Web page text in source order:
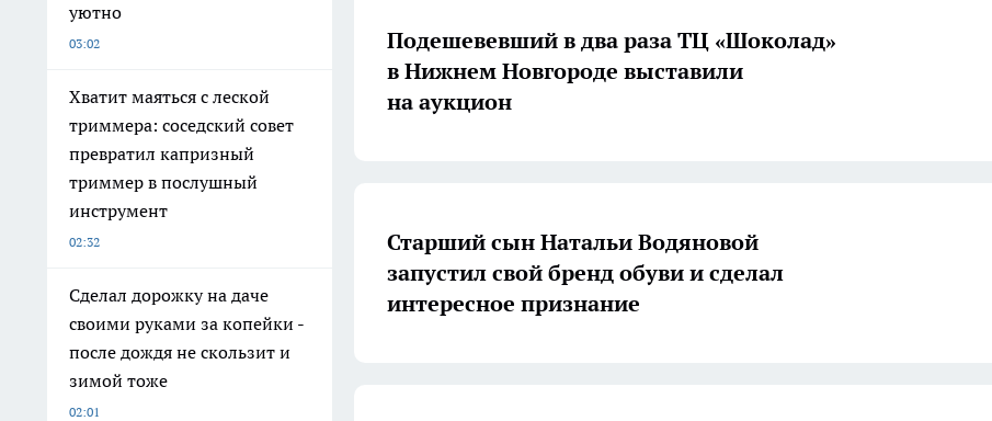
уютно
03:02
Хватит маяться с леской
триммера: соседский совет
превратил капризный
триммер в послушный
инструмент
02:32
Сделал дорожку на даче
своими руками за копейки -
после дождя не скользит и
зимой тоже
02:01
Подешевевший в два раза ТЦ «Шоколад»
в Нижнем Новгороде выставили
на аукцион
Старший сын Натальи Водяновой
запустил свой бренд обуви и сделал
интересное признание